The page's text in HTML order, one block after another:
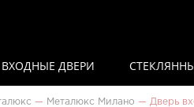
ВХОДНЫЕ ДВЕРИ
— Металюкс Милано — Дверь